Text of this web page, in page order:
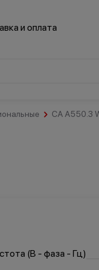
и оплата
CA A550.3
(В - фаза - Гц)